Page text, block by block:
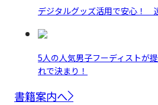
デジタルグッズ活用で安心！
5人の人気男子フーディストが
れで決まり！
書籍案内へ